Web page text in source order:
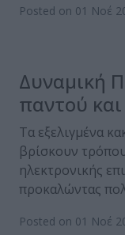
Posted on 01 Νοέ
Δυναμική
παντού και
Τα εξελιγμένα
βρίσκουν
ηλεκτρονικής
προκαλώντας
Posted on 01 Νοέ